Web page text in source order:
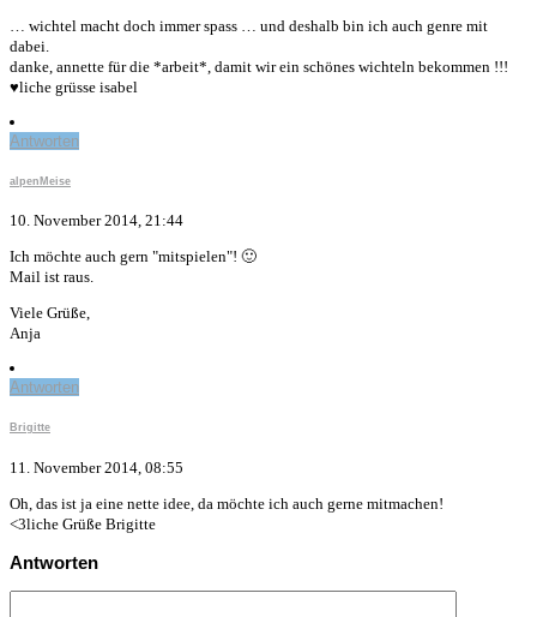
… wichtel macht doch immer spass … und deshalb bin ich auch genre mit
dabei.
danke, annette für die *arbeit*, damit wir ein schönes wichteln bekommen !!!
♥liche grüsse isabel
Antworten
alpenMeise
10. November 2014, 21:44
Ich möchte auch gern "mitspielen"! 🙂
Mail ist raus.
Viele Grüße,
Anja
Antworten
Brigitte
11. November 2014, 08:55
Oh, das ist ja eine nette idee, da möchte ich auch gerne mitmachen!
<3liche Grüße Brigitte
Antworten